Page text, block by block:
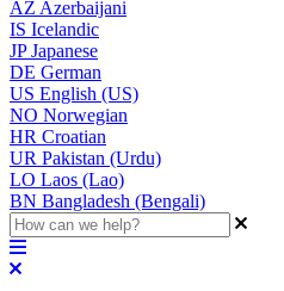
AZ Azerbaijani
IS Icelandic
JPJapanese
DE German
US English (US)
NO Norwegian
HR Croatian
UR Pakistan (Urdu)
LO Laos (Lao)
BN Bangladesh (Bengali)